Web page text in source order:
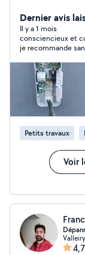
et poli, je saurai
prodiguez
mieux à vos
projets
Dernier avis
Il y a 1 mois
consciencieux et
je recommande
Petits travaux
Voir